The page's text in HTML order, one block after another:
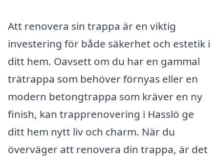
Att renovera sin trappa är en viktig
investering för både säkerhet och estetik i
ditt hem. Oavsett om du har en gammal
trätrappa som behöver förnyas eller en
modern betongtrappa som kräver en ny
finish, kan trapprenovering i Hasslö ge
ditt hem nytt liv och charm. När du
överväger att renovera din trappa, är det